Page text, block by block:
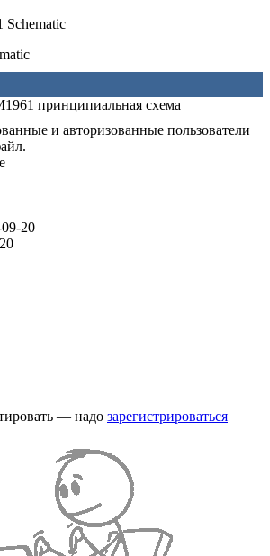
принципиальная схема
и авторизованные пользователи
20
— надо зарегистрироваться